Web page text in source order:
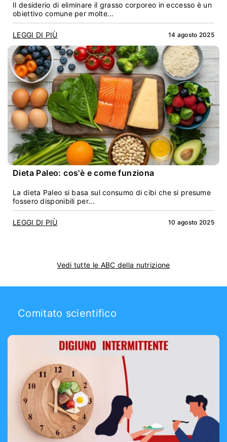
Il desiderio di eliminare il grasso corporeo in eccesso è un
obiettivo comune per molte...
LEGGI DI PIÙ 14 agosto 2025
Dieta Paleo: cos'è e come funziona
La dieta Paleo si basa sul consumo di cibi che si presume
fossero disponibili per...
LEGGI DI PIÙ 10 agosto 2025
Vedi tutte le ABC della nutrizione
Comitato scientifico